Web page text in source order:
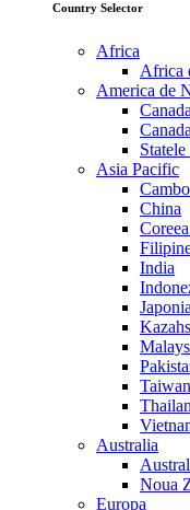
Country Selector
Africa
Africa
America de
Asia Pacific
China
India
Japonia
Taiwan
Australia
Noua
Europa